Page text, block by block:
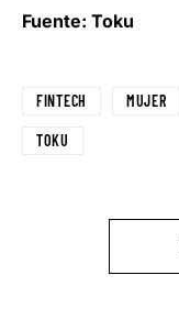
Fuente: Toku
FINTECH MUJER
TOKU